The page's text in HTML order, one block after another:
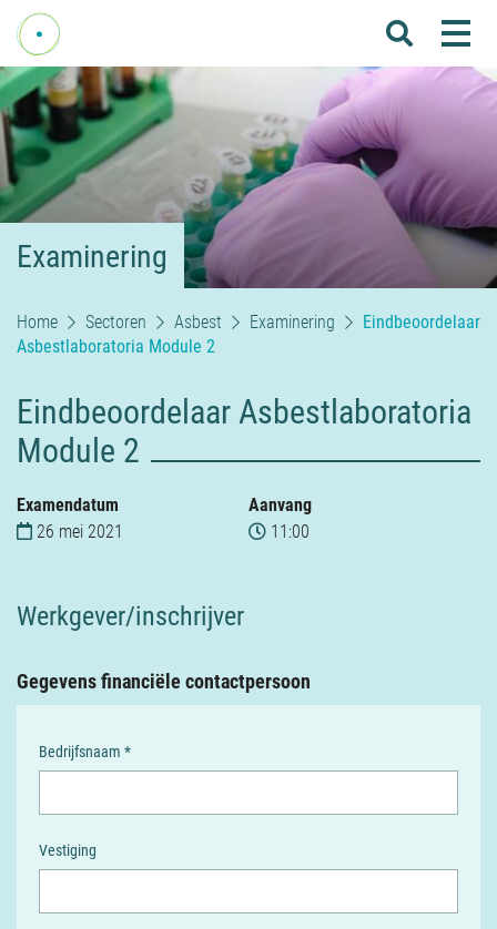
Home
Over Fenelab
Commissies
Donateurs
Agenda
Internationaal
Verzekeringen
Contact
Examinering
Home Sectoren Asbest Examinering
Eindbeoordelaar
Asbestlaboratoria Module 2
Eindbeoordelaar Asbestlaboratoria
Module 2
Examendatum
26 mei 2021
Aanvang
11:00
Werkgever/inschrijver
Gegevens financiële contactpersoon
Bedrijfsnaam *
Vestiging